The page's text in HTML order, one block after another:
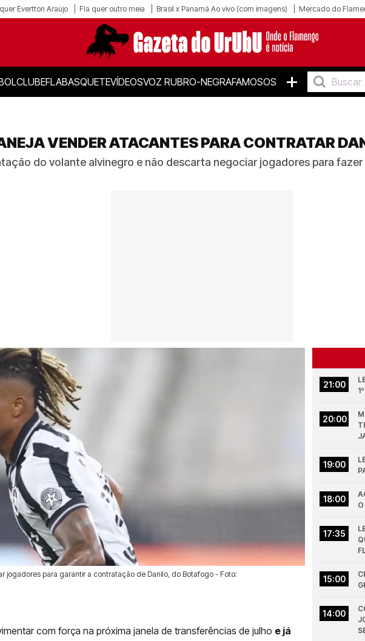
Evertton Araújo Fla quer outro meia Brasil x Panamá Ao vivo (com imagens) Mercado do
CLUBEFLABASQUETEVÍDEOSVOZ RUBRO-NEGRAFAMOSOS +
VENDER ATACANTES PARA CONTRATAR
do volante alvinegro e não descarta negociar jogadores para
jogadores para garantir a contratação de Danilo, do Botafogo - Foto:
com força na próxima janela de transferências de julho e já
21:00
20:00
19:00
18:00
17:35
15:00
14:00